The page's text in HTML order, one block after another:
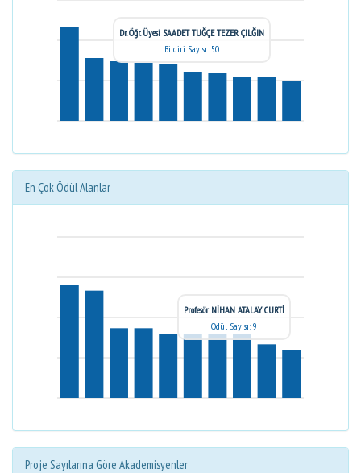
Dr. Öğr. Üyesi SAADET TUĞÇE TEZER ÇILĞIN
Bildiri Sayısı: 50
En Çok Ödül Alanlar
Profesör NİHAN ATALAY CURTİ
Ödül Sayısı: 9
Proje Sayılarına Göre Akademisyenler